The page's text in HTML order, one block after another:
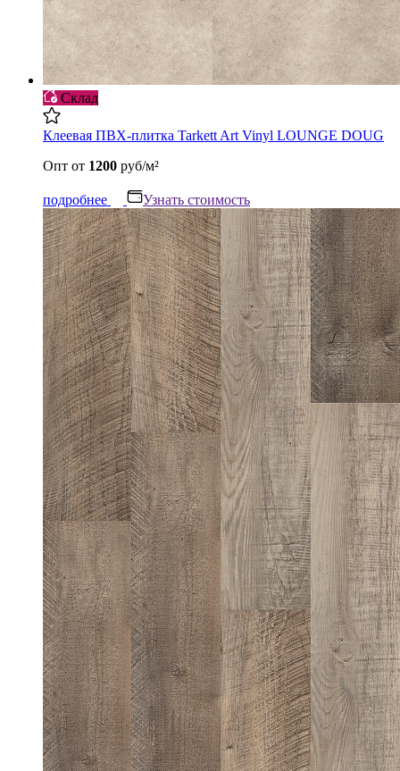
Склад
Клеевая ПВХ-плитка Tarkett Art Vinyl LOUNGE DOUG
Опт от 1200 руб/м²
подробнее Узнать стоимость